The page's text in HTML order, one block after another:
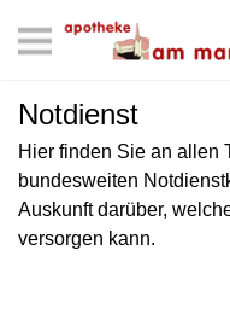
Notdienst
Hier finden Sie an allen
bundesweiten
Auskunft darüber,
versorgen kann.